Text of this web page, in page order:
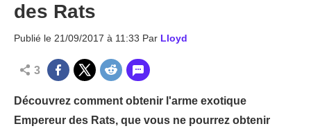
des Rats
Publié le 21/09/2017 à 11:33 Par Lloyd
3
Découvrez comment obtenir l'arme exotique
Empereur des Rats, que vous ne pourrez obtenir